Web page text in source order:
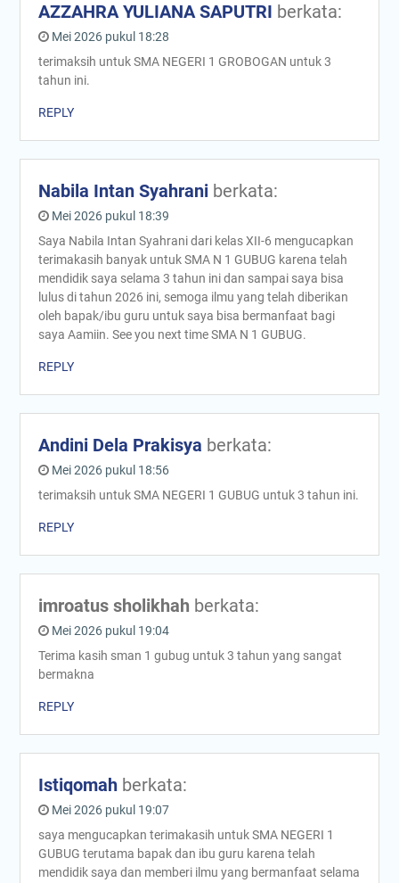
AZZAHRA YULIANA SAPUTRI berkata:
Mei 2026 pukul 18:28
terimaksih untuk SMA NEGERI 1 GROBOGAN untuk 3
tahun ini.
REPLY
Nabila Intan Syahrani berkata:
Mei 2026 pukul 18:39
Saya Nabila Intan Syahrani dari kelas XII-6 mengucapkan
terimakasih banyak untuk SMA N 1 GUBUG karena telah
mendidik saya selama 3 tahun ini dan sampai saya bisa
lulus di tahun 2026 ini, semoga ilmu yang telah diberikan
oleh bapak/ibu guru untuk saya bisa bermanfaat bagi
saya Aamiin. See you next time SMA N 1 GUBUG.
REPLY
Andini Dela Prakisya berkata:
Mei 2026 pukul 18:56
terimaksih untuk SMA NEGERI 1 GUBUG untuk 3 tahun ini.
REPLY
imroatus sholikhah berkata:
Mei 2026 pukul 19:04
Terima kasih sman 1 gubug untuk 3 tahun yang sangat
bermakna
REPLY
Istiqomah berkata:
Mei 2026 pukul 19:07
saya mengucapkan terimakasih untuk SMA NEGERI 1
GUBUG terutama bapak dan ibu guru karena telah
mendidik saya dan memberi ilmu yang bermanfaat selama